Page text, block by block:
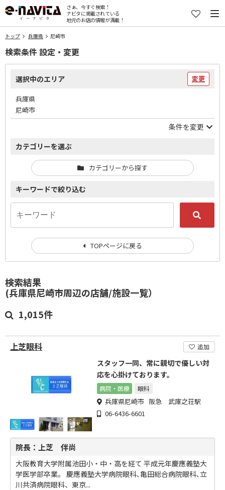
さぁ、今すぐ検索！
ナビタに掲載されている
地元のお店の情報が満載！
トップ 兵庫県 尼崎市
検索結果
(兵庫県尼崎市周辺の店舗/施設一覧）
1,015件
上芝眼科 追加
スタッフ一同、常に親切で優しい対
応を心掛けております。
病院・医療 眼科
兵庫県尼崎市 阪急 武庫之荘駅
06-6436-6601
院長：上芝 伴尚
大阪教育大学附属池田小・中・高を経て 平成元年慶應義塾大
学医学部卒業。 慶應義塾大学病院眼科､亀田総合病院眼科､立
川共済病院眼科、東京...
検索条件 設定・変更
選択中のエリア 変更
兵庫県
尼崎市
条件を変更
カテゴリーを選ぶ
カテゴリーから探す
キーワードで絞り込む
TOPページに戻る